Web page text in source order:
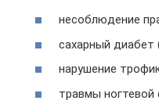
несоблюдение
сахарный диабет
нарушение
травмы ногтевой